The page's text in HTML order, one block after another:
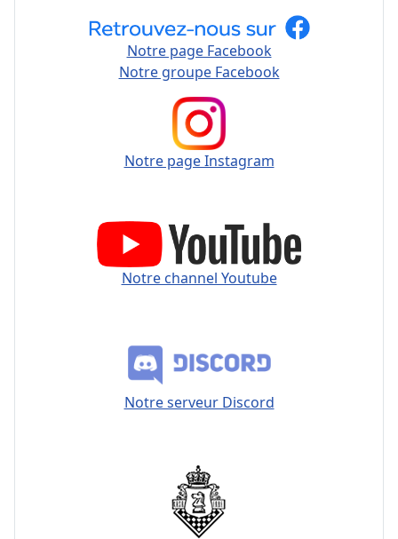
Notre page Facebook
Notre groupe Facebook
Notre page Instagram
Notre channel Youtube
Notre serveur Discord